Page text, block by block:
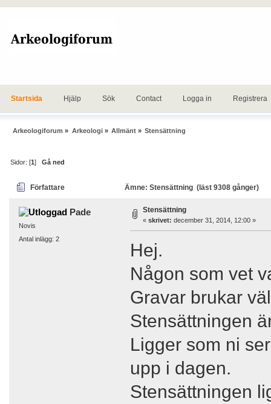
Startsida Hjälp Sök Contact Logga in Registrera
Arkeologiforum » Arkeologi» Allmänt» Stensättning
Sidor: [1]Gå ned
Författare Ämne: Stensättning (läst 9308 gånger)
Pade
Novis
Antal inlägg: 2
Stensättning
« skrivet: december 31, 2014, 12:00 »
Hej.
Någon som vet
Gravar brukar
Stensättningen
Ligger som ni
upp i dagen.
Stensättningen